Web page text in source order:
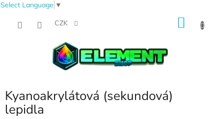
Select Language ▼
CZK
Kyanoakrylátová (sekundová)
lepidla